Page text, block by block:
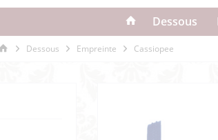
Dessous
Dessous Empreinte Cassiopee